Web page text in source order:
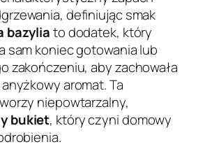
definiując smak
bazyliato dodatek, który
sam koniec gotowania lub
zakończeniu, aby zachowała
aromat. Ta
niepowtarzalny,
bukiet, który czyni domowy